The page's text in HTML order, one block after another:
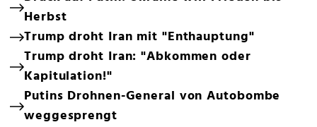
Herbst
Trump droht Iran mit "Enthauptung"
Trump droht Iran: "Abkommen oder
Kapitulation!"
Putins Drohnen-General von Autobombe
weggesprengt